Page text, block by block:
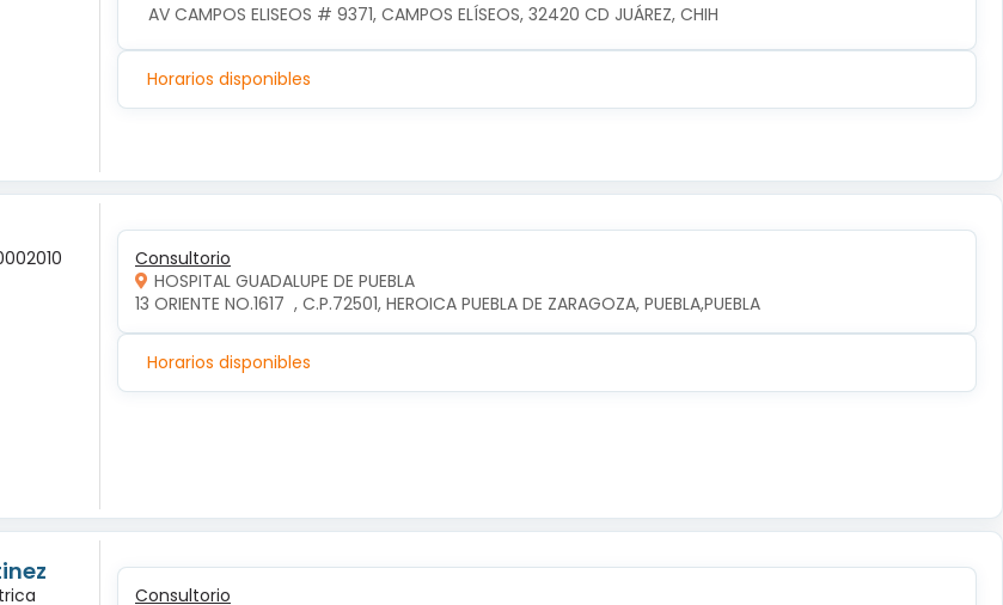
AV CAMPOS ELISEOS # 9371, CAMPOS ELÍSEOS, 32420 CD JUÁREZ, CHIH
Horarios disponibles
Consultorio
HOSPITAL GUADALUPE DE PUEBLA
13 ORIENTE NO.1617  , C.P.72501, HEROICA PUEBLA DE ZARAGOZA, PUEBLA,PUEBLA
Horarios disponibles
Consultorio